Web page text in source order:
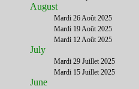
August
Mardi 26 Août 2025
Mardi 19 Août 2025
Mardi 12 Août 2025
July
Mardi 29 Juillet 2025
Mardi 15 Juillet 2025
June